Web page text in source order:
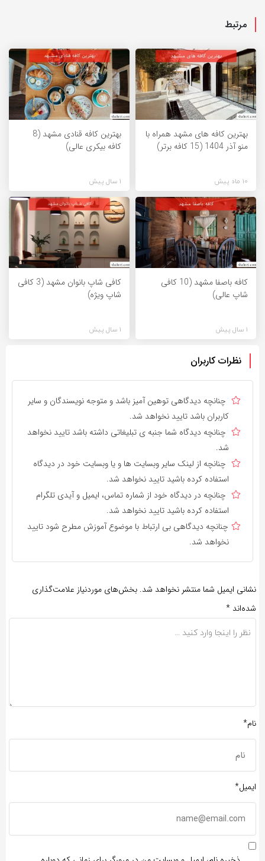
مرتبط
بهترین کافه های مشهد همراه با
منو آذر 1404 (15 کافه برتر)
10 ماه پیش
بهترین کافه قنادی مشهد (8
کافه بیکری عالی)
1 سال پیش
کافه باصفا مشهد (10 کافی
شاپ عالی)
1 سال پیش
کافی شاپ بانوان مشهد (3 کافی
شاپ ویژه)
1 سال پیش
نظرات کاربران
چنانچه دیدگاهی توهین آمیز باشد و متوجه نویسندگان و سایر
کاربران باشد تایید نخواهد شد.
چنانچه دیدگاه شما جنبه ی تبلیغاتی داشته باشد تایید نخواهد
شد.
چنانچه از لینک سایر وبسایت ها و یا وبسایت خود در دیدگاه
استفاده کرده باشید تایید نخواهد شد.
چنانچه در دیدگاه خود از شماره تماس، ایمیل و آیدی تلگرام
استفاده کرده باشید تایید نخواهد شد.
چنانچه دیدگاهی بی ارتباط با موضوع آموزش مطرح شود تایید
نخواهد شد.
نشانی ایمیل شما منتشر نخواهد شد. بخش‌های موردنیاز علامت‌گذاری
شده‌اند *
نام*
ایمیل*